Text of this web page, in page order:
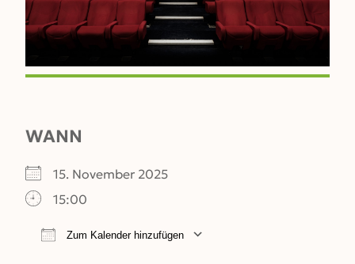
WANN
15. November 2025
15:00
Zum Kalender hinzufügen